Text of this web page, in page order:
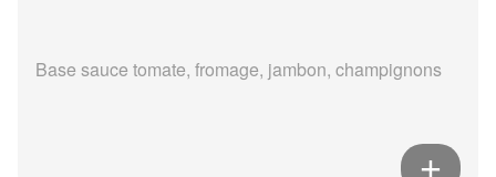
Base sauce tomate, fromage, jambon, champignons